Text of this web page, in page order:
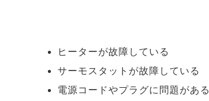
ヒーターが故障している
サーモスタットが故障している
電源コードやプラグに問題がある